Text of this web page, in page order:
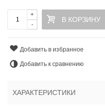
-
+
В КОРЗИНУ
Добавить в избранное
Добавить к сравнению
ХАРАКТЕРИСТИКИ